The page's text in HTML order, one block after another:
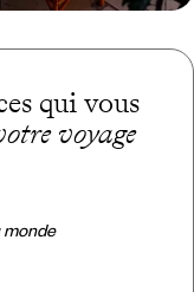
qui vous
voyage